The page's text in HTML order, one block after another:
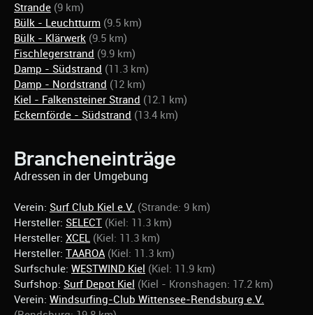
Strande (9 km)
Bülk - Leuchtturm (9.5 km)
Bülk - Klärwerk (9.5 km)
Fischlegerstrand (9.9 km)
Damp - Südstrand (11.3 km)
Damp - Nordstrand (12 km)
Kiel - Falkensteiner Strand (12.1 km)
Eckernförde - Südstrand (13.4 km)
Brancheneinträge
Adressen in der Umgebung
Verein: Surf Club Kiel e.V. (Strande: 9 km)
Hersteller: SELECT (Kiel: 11.3 km)
Hersteller: XCEL (Kiel: 11.3 km)
Hersteller: TAAROA (Kiel: 11.3 km)
Surfschule: WESTWIND Kiel (Kiel: 11.9 km)
Surfshop: Surf Depot Kiel (Kiel - Kronshagen: 17.2 km)
Verein: Windsurfing-Club Wittensee-Rendsburg e.V.